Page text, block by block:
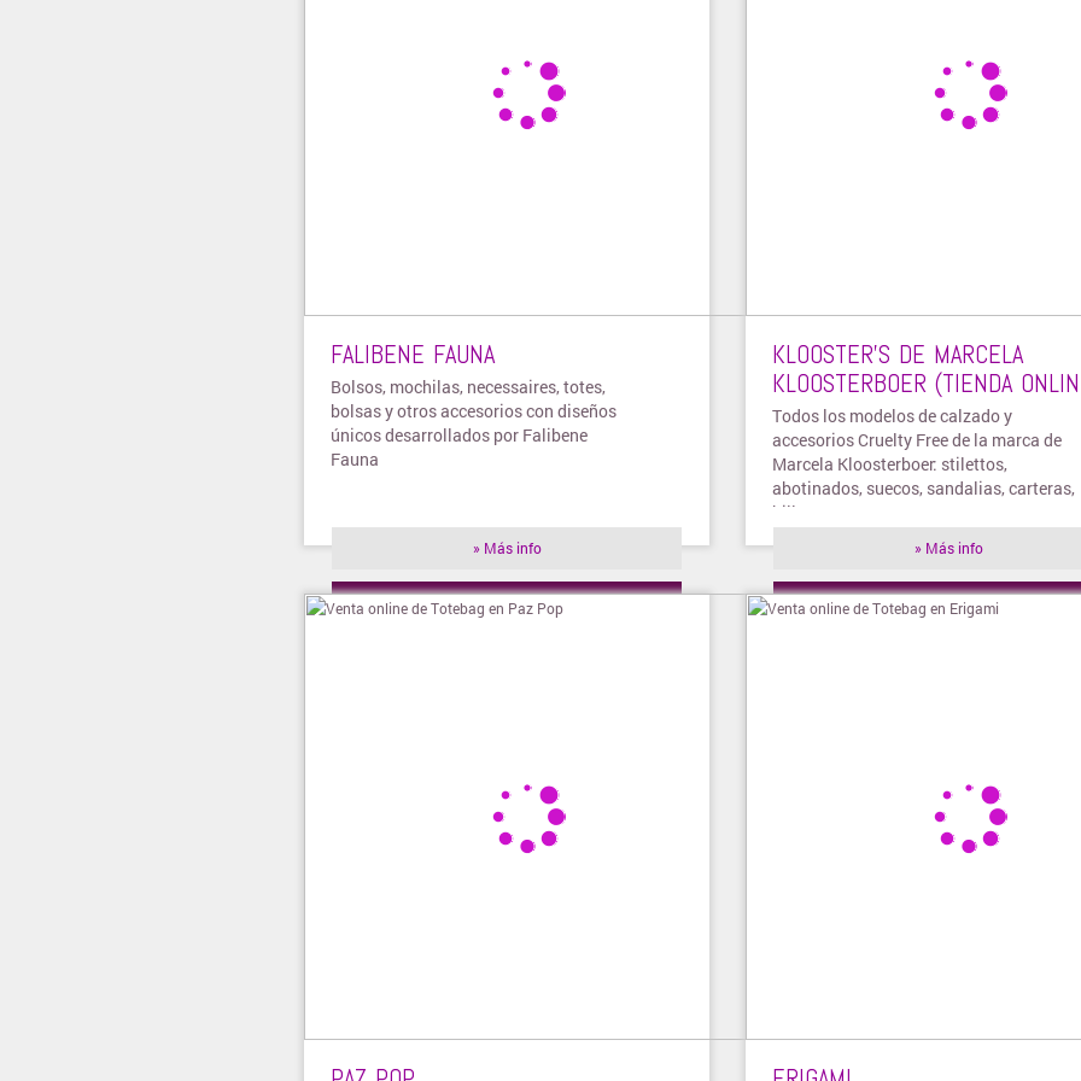
FALIBENE FAUNA
Bolsos, mochilas, necessaires, totes,
bolsas y otros accesorios con diseños
únicos desarrollados por Falibene
Fauna
» Más info
» Visitar tienda
KLOOSTER’S DE MARCELA
KLOOSTERBOER (TIENDA
Todos los modelos de calzado y
accesorios Cruelty Free de la marca de
Marcela Kloosterboer: stilettos,
abotinados, suecos, sandalias, carteras,
billeteras, Tote Bags, y otros.
» Más info
» Visitar tienda